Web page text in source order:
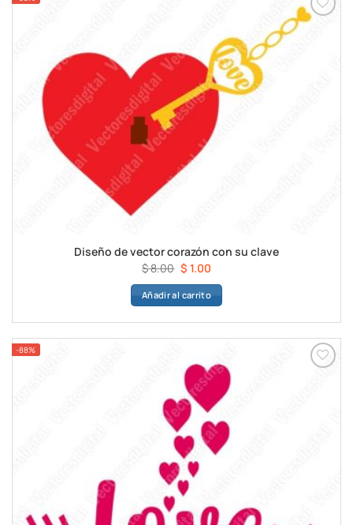
Diseño de vector corazón con su clave
$8.00 El
precio
original
$ 8.00.
$ 1.00El
precio
actual
$ 1.00.
Añadir al carrito
-88%